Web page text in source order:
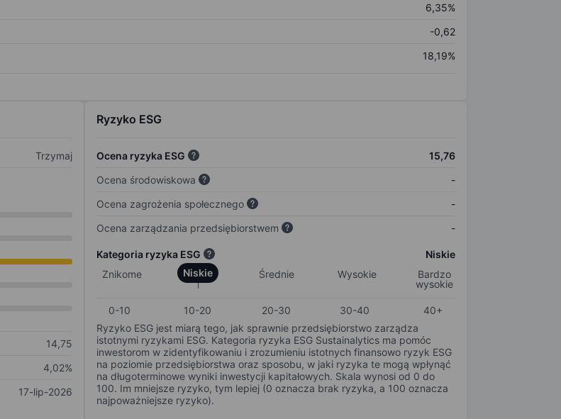
6,35%
-0,62
18,19%
Trzymaj
14,75
4,02%
17-lip-2026
Ryzyko ESG
Ocena ryzyka ESG
15,76
Ocena środowiskowa
-
Ocena zagrożenia społecznego
-
Ocena zarządzania przedsiębiorstwem
-
Kategoria ryzyka ESG
Niskie
Znikome
Niskie Średnie Wysokie
Bardzo
wysokie
0-10 10-20 20-30 30-40
40+
Ryzyko ESG jest miarą tego, jak sprawnie przedsiębiorstwo zarządza
istotnymi ryzykami ESG. Kategoria ryzyka ESG Sustainalytics ma pomóc
inwestorom w zidentyfikowaniu i zrozumieniu istotnych finansowo ryzyk ESG
na poziomie przedsiębiorstwa oraz sposobu, w jaki ryzyka te mogą wpłynąć
na długoterminowe wyniki inwestycji kapitałowych. Skala wynosi od 0 do
100. Im mniejsze ryzyko, tym lepiej (0 oznacza brak ryzyka, a 100 oznacza
najpoważniejsze ryzyko).